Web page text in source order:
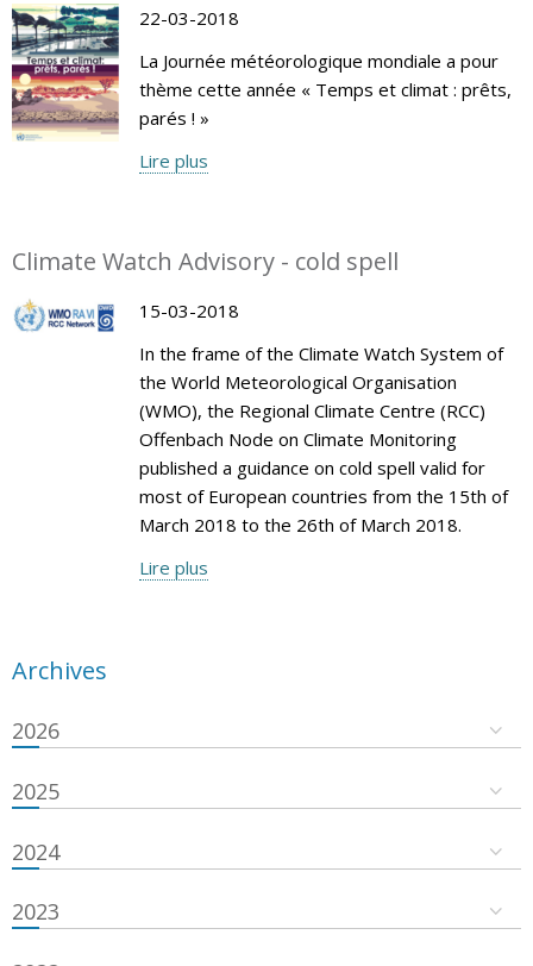
22-03-2018
La Journée météorologique mondiale a pour
thème cette année « Temps et climat : prêts,
parés ! »
Lire plus
Climate Watch Advisory - cold spell
15-03-2018
In the frame of the Climate Watch System of
the World Meteorological Organisation
(WMO), the Regional Climate Centre (RCC)
Offenbach Node on Climate Monitoring
published a guidance on cold spell valid for
most of European countries from the 15th of
March 2018 to the 26th of March 2018.
Lire plus
Archives
2026
2025
2024
2023